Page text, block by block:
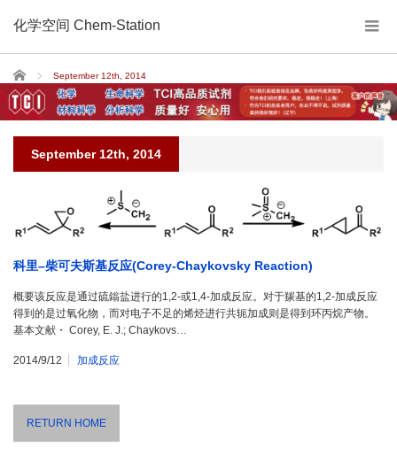
化学空间 Chem-Station
Home September 12th, 2014
September 12th, 2014
科里–柴可夫斯基反应(Corey-Chaykovsky Reaction)
概要该反应是通过硫鎓盐进行的1,2-或1,4-加成反应。对于羰基的1,2-加成反应
得到的是过氧化物，而对电子不足的烯烃进行共轭加成则是得到环丙烷产物。
基本文献・ Corey, E. J.; Chaykovs…
2014/9/12 加成反应
RETURN HOME